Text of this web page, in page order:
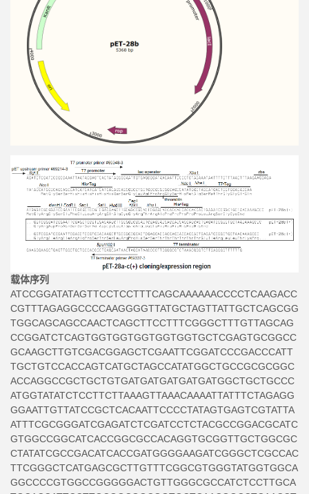
载体序列
ATCCGGATATAGTTCCTCCTTTCAGCAAAAAACCCCTCAAGACC
CGTTTAGAGGCCCCAAGGGGTTATGCTAGTTATTGCTCAGCGG
TGGCAGCAGCCAACTCAGCTTCCTTTCGGGCTTTGTTAGCAG
CCGGATCTCAGTGGTGGTGGTGGTGGTGCTCGAGTGCGGCC
GCAAGCTTGTCGACGGAGCTCGAATTCGGATCCCGACCCATT
TGCTGTCCACCAGTCATGCTAGCCATATGGCTGCCGCGCGGC
ACCAGGCCGCTGCTGTGATGATGATGATGATGGCTGCTGCCC
ATGGTATATCTCCTTCTTAAAGTTAAACAAAATTATTTCTAGAGG
GGAATTGTTATCCGCTCACAATTCCCCTATAGTGAGTCGTATTA
ATTTCGCGGGATCGAGATCTCGATCCTCTACGCCGGACGCATC
GTGGCCGGCATCACCGGCGCCACAGGTGCGGTTGCTGGCGC
CTATATCGCCGACATCACCGATGGGGAAGATCGGGCTCGCCAC
TTCGGGCTCATGAGCGCTTGTTTCGGCGTGGGTATGGTGGCA
GGCCCCGTGGCCGGGGGACTGTTGGGCGCCATCTCCTTGCA